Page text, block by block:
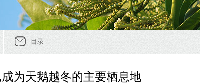
目录
为天鹅越冬的主要栖息地